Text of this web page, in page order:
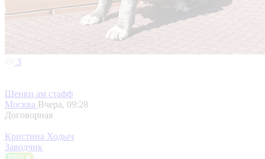
3
Щенки ам стафф
Москва Вчера, 09:28
Договорная
Кристина Ходыч
Заводчик